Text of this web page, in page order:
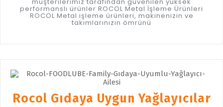
performanslı ürünler ROCOL Metal İşleme Ürünleri
ROCOL Metal işleme ürünleri, makinenizin ve
takımlarınızın ömrünü
Rocol Gıdaya Uygun Yağlayıcılar